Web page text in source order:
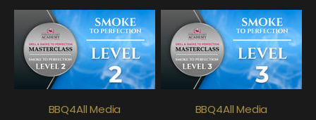
BBQ4All Media BBQ4All Media